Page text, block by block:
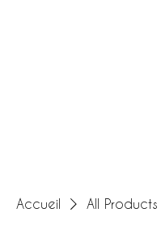
Accueil All Products